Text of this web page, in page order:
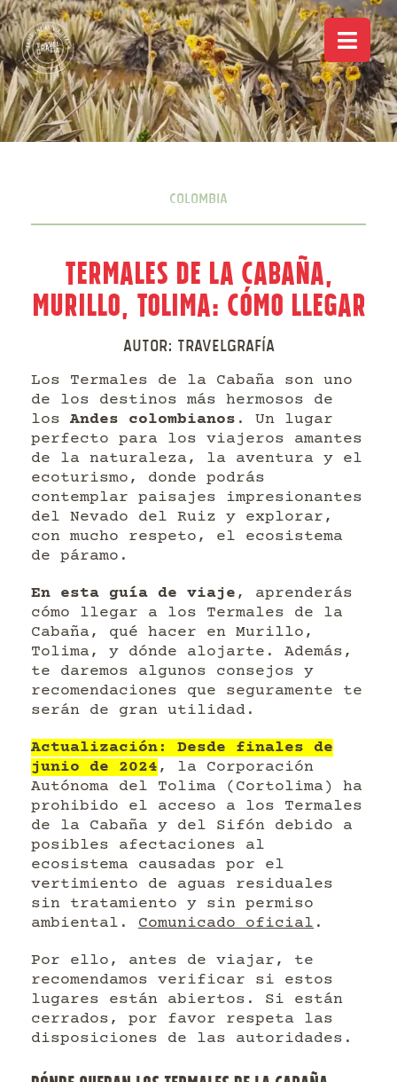
Colombia
Termales de la Cabaña,
Murillo, Tolima: Cómo llegar
Autor: Travelgrafía
Los Termales de la Cabaña son uno
de los destinos más hermosos de
los Andes colombianos . Un lugar
perfecto para los viajeros amantes
de la naturaleza, la aventura y el
ecoturismo, donde podrás
contemplar paisajes impresionantes
del Nevado del Ruiz y explorar,
con mucho respeto, el ecosistema
de páramo.
En esta guía de viaje , aprenderás
cómo llegar a los Termales de la
Cabaña, qué hacer en Murillo,
Tolima, y dónde alojarte. Además,
te daremos algunos consejos y
recomendaciones que seguramente te
serán de gran utilidad.
Actualización: Desde finales de
junio de 2024 , la Corporación
Autónoma del Tolima (Cortolima) ha
prohibido el acceso a los Termales
de la Cabaña y del Sifón debido a
posibles afectaciones al
ecosistema causadas por el
vertimiento de aguas residuales
sin tratamiento y sin permiso
ambiental. Comunicado oficial .
Por ello, antes de viajar, te
recomendamos verificar si estos
lugares están abiertos. Si están
cerrados, por favor respeta las
disposiciones de las autoridades.